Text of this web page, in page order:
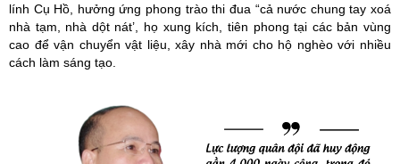
lính Cụ Hồ, hưởng ứng phong trào thi đua “cả nước chung tay xoá
nhà tạm, nhà dột nát’, họ xung kích, tiên phong tại các bản vùng
cao để vận chuyển vật liệu, xây nhà mới cho hộ nghèo với nhiều
cách làm sáng tạo.